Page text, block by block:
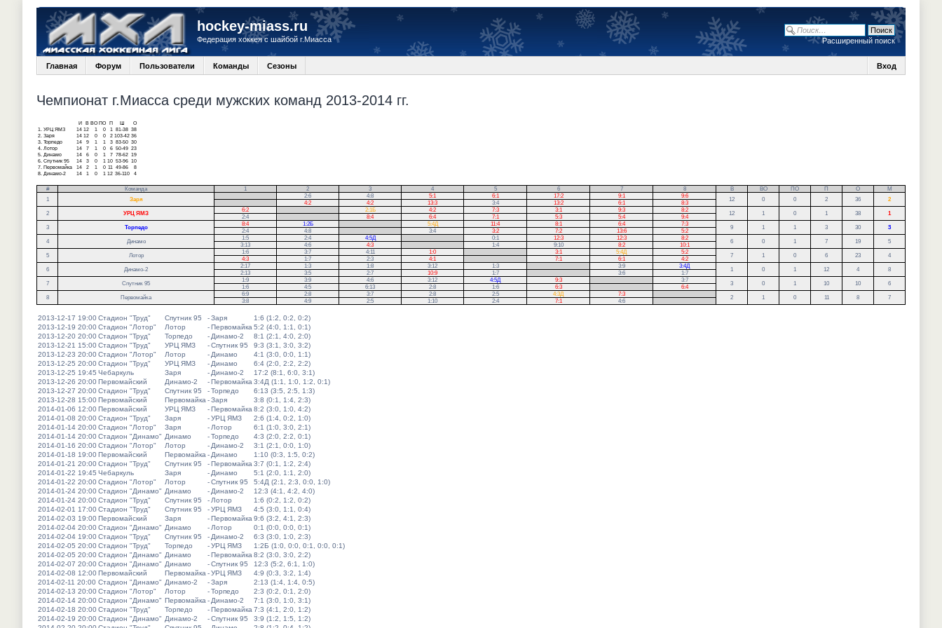
hockey-miass.ru
Федерация хоккея с шайбой г.Миасса Расширенный поиск
Главная Форум Пользователи Команды Сезоны Вход
Чемпионат г.Миасса среди мужских команд 2013-2014 гг.
И В ВО ПО П
О
1.
УРЦ ЯМЗ 14 12 1 0 1 81-38 38
2. Заря 14 12 0 0 2 103-42 36
3. Торпедо 14 9 1 1 3 83-50 30
4. Лотор 14 7 1 0 6 50-49 23
5.
Динамо 14 6 0 1 7 78-62 19
6. Спутник 95 14 3 0 1 10 53-96 10
7.
Первомайка 14 2 1 0 11 49-86
8
8.
Динамо-2 14 1 0 1 12 36-110 4
# Команда 1 2 3 4 5 6 7 8 В ВО ПО П О
М
1
Заря
2:6 4:8 5:1 6:1 17:2 9:1 9:6
12 0 0 2 36 2
4:2 4:2 13:3 3:4 13:2 6:1
8:3
2
УРЦ ЯМЗ
6:2 2:1Б 4:2 7:3 3:1 9:3 8:2
12 1 0 1 38 1
2:4 8:4 6:4 7:1 5:3 5:4
9:4
3
Торпедо
8:4 1:2Б 5:4Д 11:4 8:1 6:4 7:3
9 1 1 3 30 3
2:4 4:8 3:4 3:2 7:2 13:6
5:2
4
Динамо
1:5 2:4 4:5Д 0:1 12:3 12:3 8:2
6 0 1 7 19 5
3:13 4:6 4:3 1:4 9:10 8:2
10:1
5
Лотор
1:6 3:7 4:11 1:0 3:1 5:4Д 5:2
7 1 0 6 23 4
4:3 1:7 2:3 4:1 7:1 6:1
4:2
6
Динамо-2
2:17 1:3 1:8 3:12 1:3 3:9 3:4Д
1 0 1 12 4 8
2:13 3:5 2:7 10:9 1:7 3:6
1:7
7
Спутник 95
1:9 3:9 4:6 3:12 4:5Д 9:3 3:7
3 0 1 10 10 6
1:6 4:5 6:13 2:8 1:6 6:3
6:4
8
Первомайка
6:9 2:8 3:7 2:8 2:5 4:3Д 7:3
2 1 0 11 8 7
3:8 4:9 2:5 1:10 2:4 7:1 4:6
2013-12-17 19:00Стадион "Труд" Спутник 95 -Заря
1:6 (1:2, 0:2, 0:2)
2013-12-19 20:00Стадион "Лотор" Лотор -Первомайка 5:2 (4:0, 1:1, 0:1)
2013-12-20 20:00Стадион "Труд" Торпедо - Динамо-2
8:1 (2:1, 4:0, 2:0)
2013-12-21 15:00Стадион "Труд" УРЦ ЯМЗ -Спутник 95
9:3 (3:1, 3:0, 3:2)
2013-12-23 20:00Стадион "Лотор" Лотор - Динамо
4:1 (3:0, 0:0, 1:1)
2013-12-25 20:00Стадион "Труд" УРЦ ЯМЗ - Динамо
6:4 (2:0, 2:2, 2:2)
2013-12-25 19:45 Чебаркуль Заря - Динамо-2
17:2 (8:1, 6:0, 3:1)
2013-12-26 20:00Первомайский Динамо-2 -Первомайка 3:4Д (1:1, 1:0, 1:2, 0:1)
2013-12-27 20:00Стадион "Труд" Спутник 95 -Торпедо
6:13 (3:5, 2:5, 1:3)
2013-12-28 15:00Первомайский Первомайка -Заря
3:8 (0:1, 1:4, 2:3)
2014-01-06 12:00Первомайский УРЦ ЯМЗ -Первомайка 8:2 (3:0, 1:0, 4:2)
2014-01-08 20:00Стадион "Труд" Заря -УРЦ ЯМЗ
2:6 (1:4, 0:2, 1:0)
2014-01-14 20:00Стадион "Лотор" Заря - Лотор
6:1 (1:0, 3:0, 2:1)
2014-01-14 20:00Стадион "Динамо" Динамо -Торпедо
4:3 (2:0, 2:2, 0:1)
2014-01-16 20:00Стадион "Лотор" Лотор - Динамо-2
3:1 (2:1, 0:0, 1:0)
2014-01-18 19:00Первомайский Первомайка - Динамо
1:10 (0:3, 1:5, 0:2)
2014-01-21 20:00Стадион "Труд" Спутник 95 -Первомайка 3:7 (0:1, 1:2, 2:4)
2014-01-22 19:45 Чебаркуль Заря - Динамо
5:1 (2:0, 1:1, 2:0)
2014-01-22 20:00Стадион "Лотор" Лотор -Спутник 95
5:4Д (2:1, 2:3, 0:0, 1:0)
2014-01-24 20:00Стадион "Динамо" Динамо - Динамо-2
12:3 (4:1, 4:2, 4:0)
2014-01-24 20:00Стадион "Труд" Спутник 95 - Лотор
1:6 (0:2, 1:2, 0:2)
2014-02-01 17:00Стадион "Труд" Спутник 95 -УРЦ ЯМЗ
4:5 (3:0, 1:1, 0:4)
2014-02-03 19:00Первомайский Заря -Первомайка 9:6 (3:2, 4:1, 2:3)
2014-02-04 20:00Стадион "Динамо" Динамо - Лотор
0:1 (0:0, 0:0, 0:1)
2014-02-04 19:00Стадион "Труд" Спутник 95 - Динамо-2
6:3 (3:0, 1:0, 2:3)
2014-02-05 20:00Стадион "Труд" Торпедо -УРЦ ЯМЗ
1:2Б (1:0, 0:0, 0:1, 0:0, 0:1)
2014-02-05 20:00Стадион "Динамо" Динамо -Первомайка 8:2 (3:0, 3:0, 2:2)
2014-02-07 20:00Стадион "Динамо" Динамо -Спутник 95
12:3 (5:2, 6:1, 1:0)
2014-02-08 12:00Первомайский Первомайка -УРЦ ЯМЗ
4:9 (0:3, 3:2, 1:4)
2014-02-11 20:00 Стадион "Динамо" Динамо-2 -Заря
2:13 (1:4, 1:4, 0:5)
2014-02-13 20:00Стадион "Лотор" Лотор -Торпедо
2:3 (0:2, 0:1, 2:0)
2014-02-14 20:00Стадион "Динамо" Первомайка - Динамо-2
7:1 (3:0, 1:0, 3:1)
2014-02-18 20:00Стадион "Труд" Торпедо -Первомайка 7:3 (4:1, 2:0, 1:2)
2014-02-19 20:00Стадион "Динамо" Динамо-2 -Спутник 95
3:9 (1:2, 1:5, 1:2)